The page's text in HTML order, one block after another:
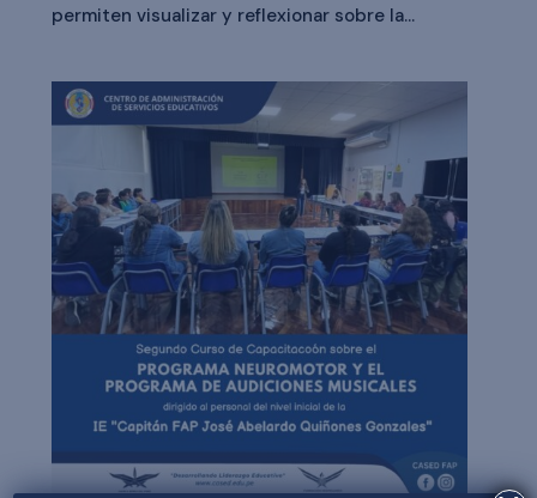
permiten visualizar y reflexionar sobre la...